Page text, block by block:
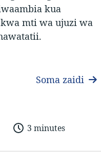
kua
mti wa ujuzi wa
Soma zaidi
3 minutes